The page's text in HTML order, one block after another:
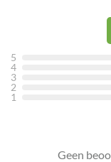
5
4
3
2
1
Geen